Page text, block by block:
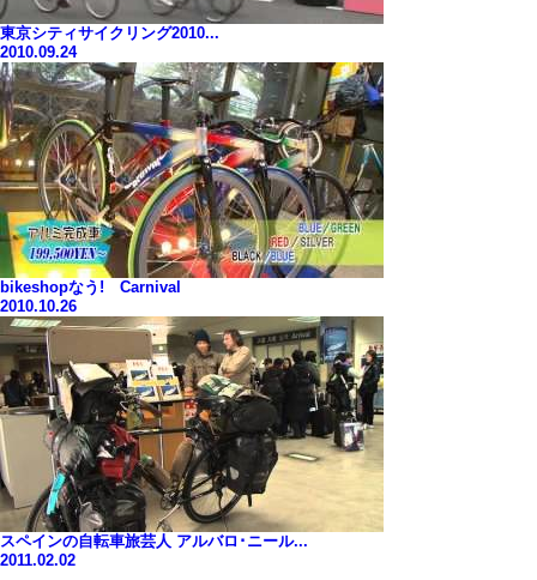
東京シティサイクリング2010...
2010.09.24
bikeshopなう! Carnival
2010.10.26
スペインの自転車旅芸人 アルバロ･ニール...
2011.02.02